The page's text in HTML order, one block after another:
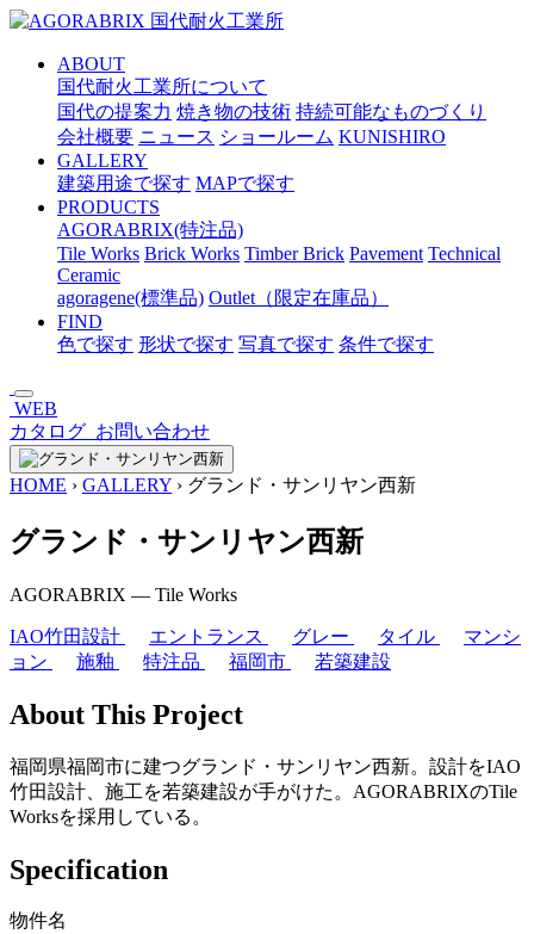
メ
ABOUT
国代耐火工業所について
国代の提案力 焼き物の技術 持続可能なものづくり
会社概要 ニュース ショールーム KUNISHIRO
GALLERY
建築用途で探す MAPで探す
PRODUCTS
AGORABRIX(特注品)
Tile Works Brick Works Timber Brick Pavement Technical
Ceramic
agoragene(標準品) Outlet（限定在庫品）
FIND
色で探す 形状で探す 写真で探す 条件で探す
WEB
カタログ お問い合わせ
HOME › GALLERY › グランド・サンリヤン西新
グランド・サンリヤン西新
AGORABRIX ― Tile Works
IAO竹田設計 エントランス グレー タイル
マンシ
ョン
施釉 特注品 福岡市 若築建設
About This Project
福岡県福岡市に建つグランド・サンリヤン西新。設計をIAO
竹田設計、施工を若築建設が手がけた。AGORABRIXのTile
Worksを採用している。
Specification
物件名